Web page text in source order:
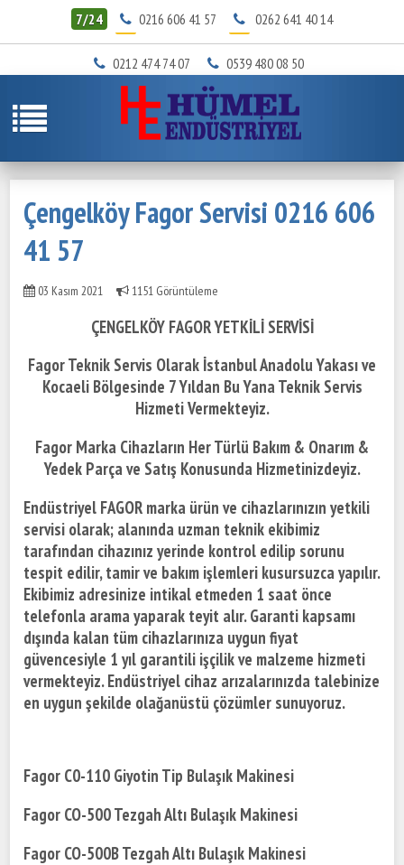
7/24 0216 606 41 57 0262 641 40 14
0212 474 74 07 0539 480 08 50
Çengelköy Fagor Servisi 0216 606
41 57
03 Kasım 2021 1151 Görüntüleme
ÇENGELKÖY FAGOR YETKİLİ SERVİSİ
Fagor Teknik Servis Olarak İstanbul Anadolu Yakası ve
Kocaeli Bölgesinde 7 Yıldan Bu Yana Teknik Servis
Hizmeti Vermekteyiz.
Fagor Marka Cihazların Her Türlü Bakım & Onarım &
Yedek Parça ve Satış Konusunda Hizmetinizdeyiz.
Endüstriyel FAGOR marka ürün ve cihazlarınızın yetkili
servisi olarak; alanında uzman teknik ekibimiz
tarafından cihazınız yerinde kontrol edilip sorunu
tespit edilir, tamir ve bakım işlemleri kusursuzca yapılır.
Ekibimiz adresinize intikal etmeden 1 saat önce
telefonla arama yaparak teyit alır. Garanti kapsamı
dışında kalan tüm cihazlarınıza uygun fiyat
güvencesiyle 1 yıl garantili işçilik ve malzeme hizmeti
vermekteyiz. Endüstriyel cihaz arızalarınızda talebinize
en uygun şekilde olağanüstü çözümler sunuyoruz.
Fagor C0-110 Giyotin Tip Bulaşık Makinesi
Fagor CO-500 Tezgah Altı Bulaşık Makinesi
Fagor CO-500B Tezgah Altı Bulaşık Makinesi